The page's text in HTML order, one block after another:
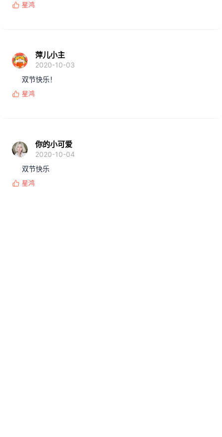
反 星鸿
萍儿小主
2020-10-03
双节快乐！
反 星鸿
你的小可爱
2020-10-04
双节快乐
反 星鸿